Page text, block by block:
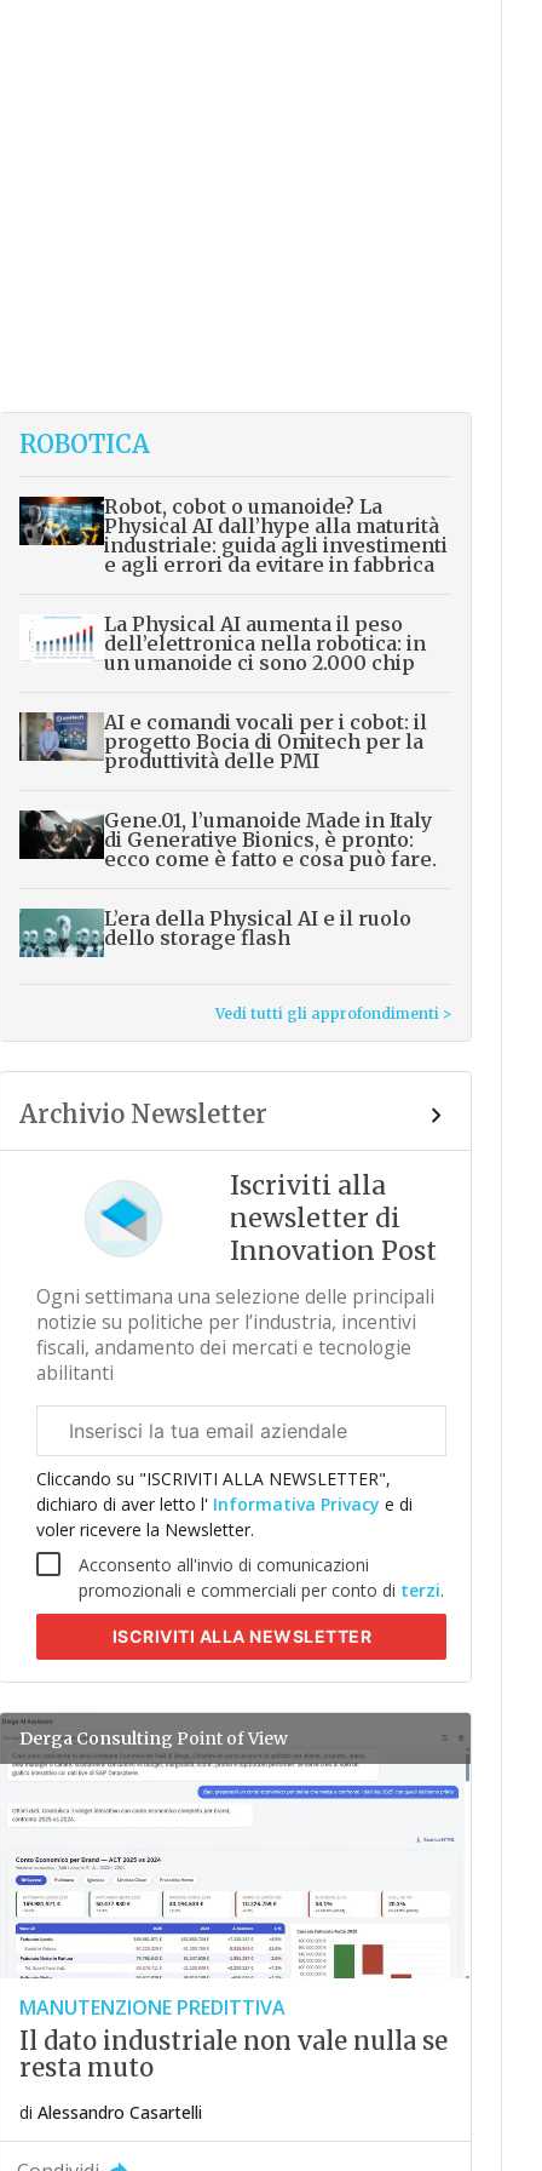
ROBOTICA
Robot, cobot o umanoide? La
Physical AI dall’hype alla maturità
industriale: guida agli investimenti
e agli errori da evitare in fabbrica
La Physical AI aumenta il peso
dell’elettronica nella robotica: in
un umanoide ci sono 2.000 chip
AI e comandi vocali per i cobot: il
progetto Bocia di Omitech per la
produttività delle PMI
Gene.01, l’umanoide Made in Italy
di Generative Bionics, è pronto:
ecco come è fatto e cosa può fare.
L’era della Physical AI e il ruolo
dello storage flash
Vedi tutti gli approfondimenti >
Archivio Newsletter
Iscriviti alla
newsletter di
Innovation Post
Ogni settimana una selezione delle principali
notizie su politiche per l’industria, incentivi
fiscali, andamento dei mercati e tecnologie
abilitanti
aziendale
Cliccando su "ISCRIVITI ALLA NEWSLETTER",
dichiaro di aver letto l' Informativa Privacye di
voler ricevere la Newsletter.
Acconsento all'invio di comunicazioni
promozionali e commerciali per conto di terzi.
ISCRIVITI ALLA NEWSLETTER
Derga Consulting Point of View
MANUTENZIONE PREDITTIVA
Il dato industriale non vale nulla se
resta muto
diAlessandro Casartelli